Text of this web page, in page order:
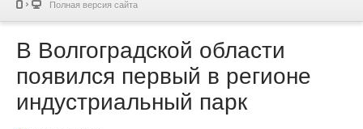
Полная версия сайта
В Волгоградской области
появился первый в регионе
индустриальный парк